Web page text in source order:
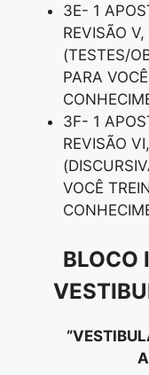
3E- 1
REVISÃO
(TESTES/
PARA
3F- 1
REVISÃO
VOCÊ
BLOCO